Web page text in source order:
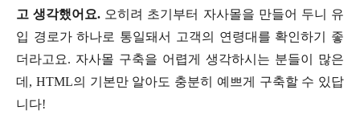
고 생각했어요. 오히려 초기부터 자사몰을 만들어 두니 유
입 경로가 하나로 통일돼서 고객의 연령대를 확인하기 좋
더라고요. 자사몰 구축을 어렵게 생각하시는 분들이 많은
데, HTML의 기본만 알아도 충분히 예쁘게 구축할 수 있답
니다!